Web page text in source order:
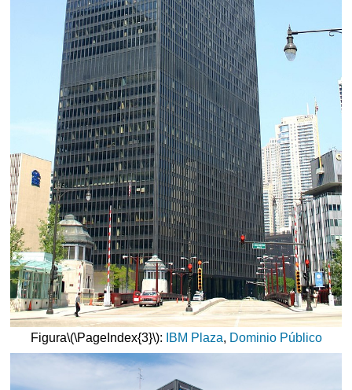
Figura\(\PageIndex{3}\): IBM Plaza, Dominio Público